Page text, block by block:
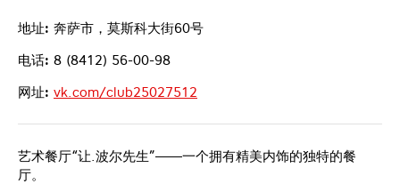
地址: 奔萨市，莫斯科大街60号
电话: 8 (8412) 56-00-98
网址: vk.com/club25027512
艺术餐厅“让.波尔先生”——一个拥有精美内饰的独特的餐
厅。